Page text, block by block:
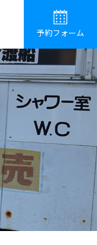
予約フォーム